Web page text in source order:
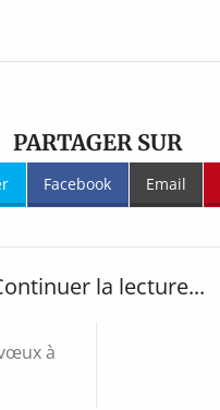
PARTAGER SUR
Facebook Email
la lecture...
à